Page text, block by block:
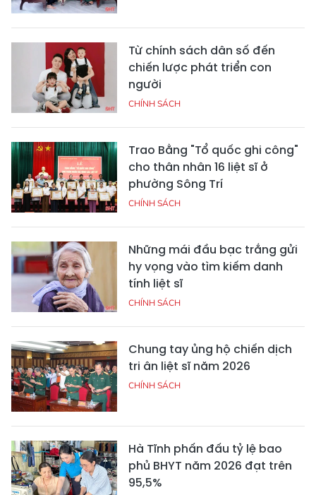
Từ chính sách dân số đến
chiến lược phát triển con
người
CHÍNH SÁCH
Trao Bằng "Tổ quốc ghi công"
cho thân nhân 16 liệt sĩ ở
phường Sông Trí
CHÍNH SÁCH
Những mái đầu bạc trắng gửi
hy vọng vào tìm kiếm danh
tính liệt sĩ
CHÍNH SÁCH
Chung tay ủng hộ chiến dịch
tri ân liệt sĩ năm 2026
CHÍNH SÁCH
Hà Tĩnh phấn đấu tỷ lệ bao
phủ BHYT năm 2026 đạt trên
95,5%